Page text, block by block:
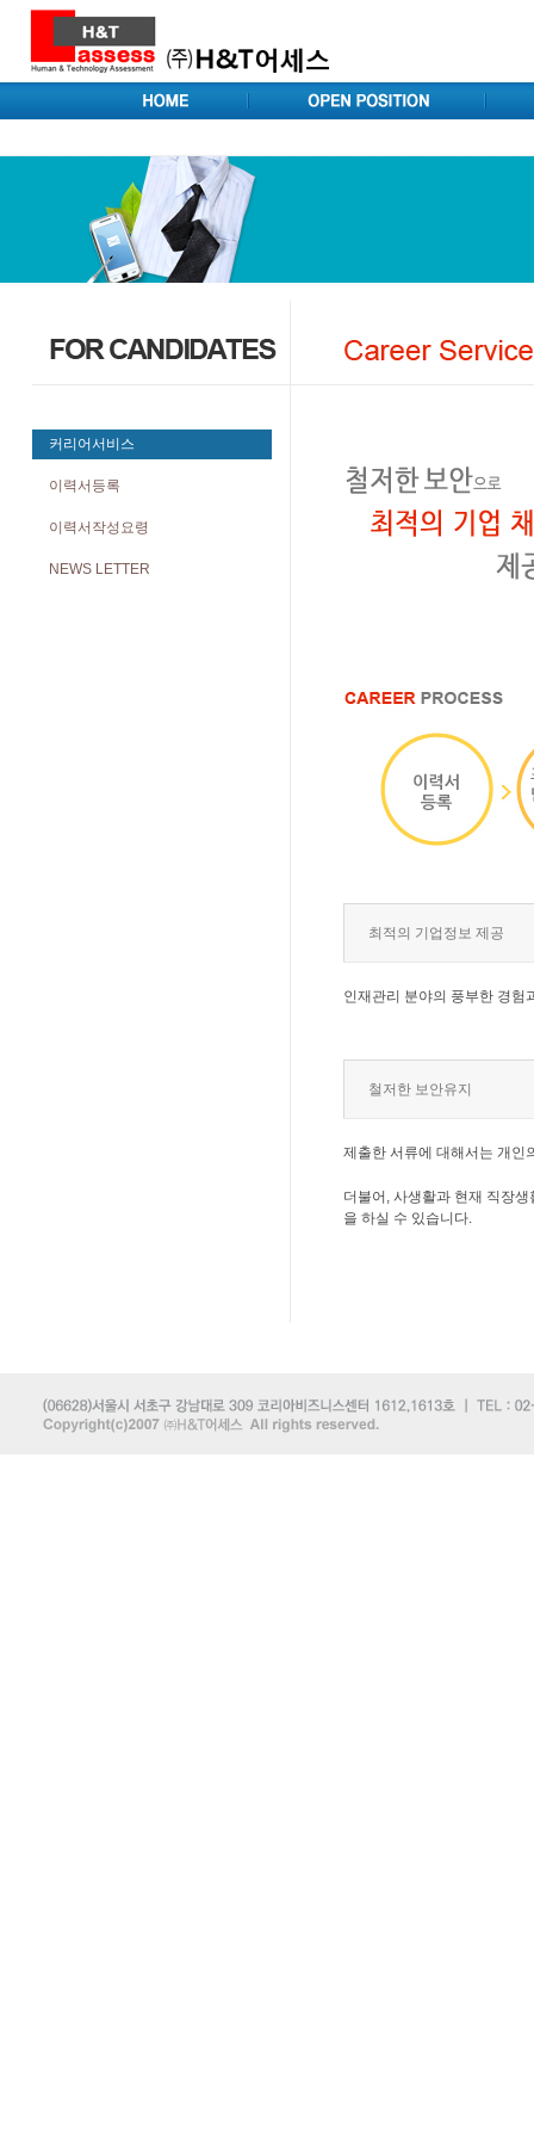
커리어서비스
이력서등록
이력서작성요령
NEWS LETTER
최적의 기업정보 제공
인재관리 분야의 풍부한 경험
철저한 보안유지
제출한 서류에 대해서는 개인
더불어, 사생활과 현재 직장
을 하실 수 있습니다.